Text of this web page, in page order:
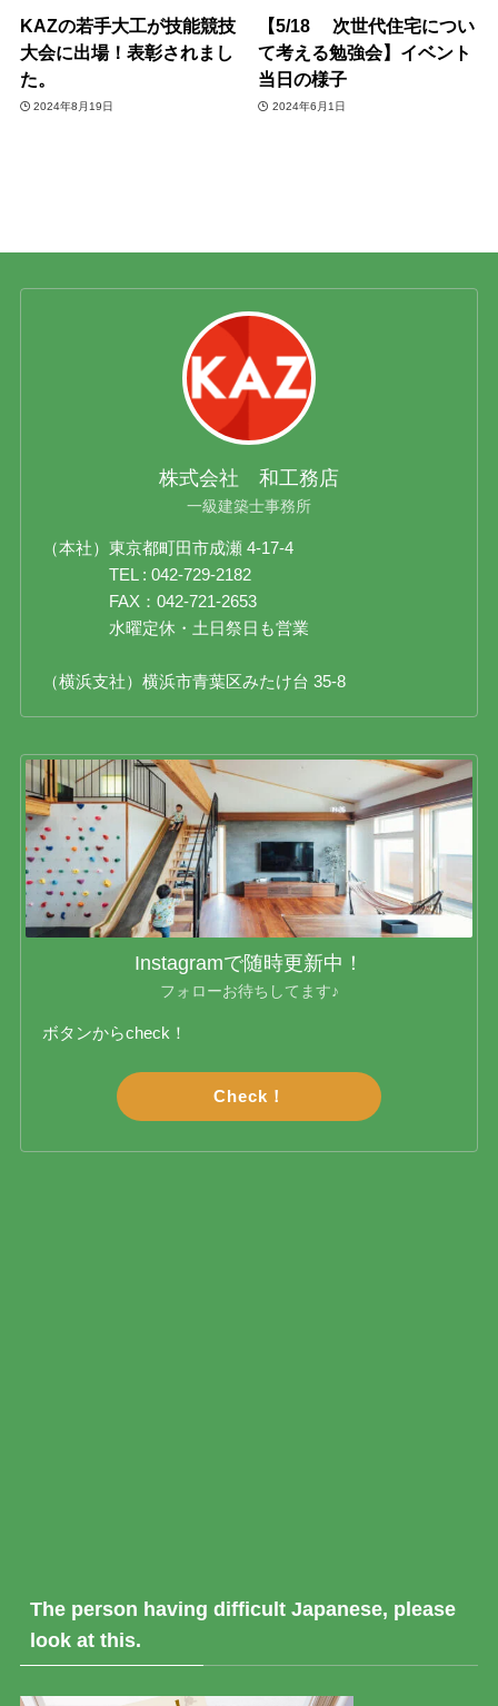
KAZの若手大工が技能競技
大会に出場！表彰されまし
た。
2024年8月19日
【5/18 次世代住宅につい
て考える勉強会】イベント
当日の様子
2024年6月1日
株式会社 和工務店
一級建築士事務所
（本社）東京都町田市成瀬 4-17-4
TEL : 042-729-2182
FAX：042-721-2653
水曜定休・土日祭日も営業
（横浜支社）横浜市青葉区みたけ台 35-8
Instagramで随時更新中！
フォローお待ちしてます♪
ボタンからcheck！
Check！
The person having difficult Japanese, please
look at this.